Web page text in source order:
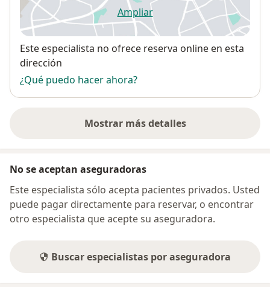
Ampliarse abre en una nueva
Disponibilidad
Este especialista no ofrece reserva online en esta
dirección
¿Qué puedo hacer ahora?
Mostrar más detalles
sobre la dirección
No se aceptan aseguradoras
Este especialista sólo acepta pacientes privados. Usted
puede pagar directamente para reservar, o encontrar
otro especialista que acepte su aseguradora.
Buscar especialistas por aseguradora